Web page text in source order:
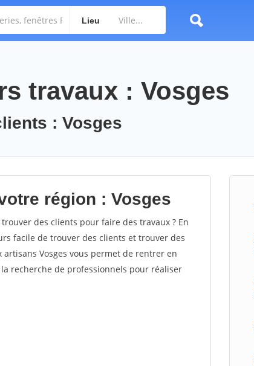
Lieu
travaux : Vosges
: Vosges
région : Vosges
des clients pour faire des travaux ? En
facile de trouver des clients et trouver des
Vosges vous permet de rentrer en
recherche de professionnels pour réaliser